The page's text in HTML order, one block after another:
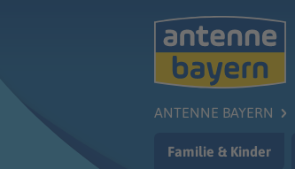
ANTENNE BAYERN
Familie & Kinder